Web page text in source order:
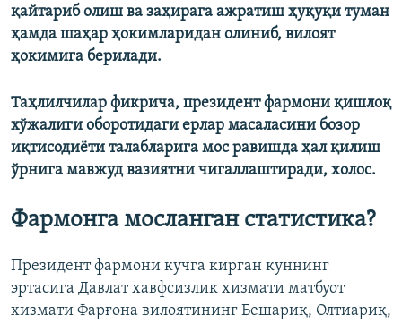
қайтариб олиш ва заҳирага ажратиш ҳуқуқи туман
ҳамда шаҳар ҳокимларидан олиниб, вилоят
ҳокимига берилади.
Таҳлилчилар фикрича, президент фармони қишлоқ
хўжалиги оборотидаги ерлар масаласини бозор
иқтисодиёти талабларига мос равишда ҳал қилиш
ўрнига мавжуд вазиятни чигаллаштиради, холос.
Фармонга мосланган статистика?
Президент фармони кучга кирган куннинг
эртасига Давлат хавфсизлик хизмати матбуот
хизмати Фарғона вилоятининг Бешариқ, Олтиариқ,